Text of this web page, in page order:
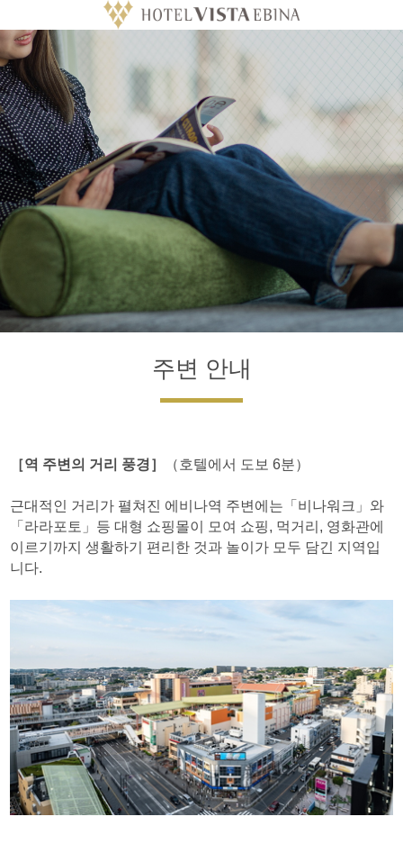
주변 안내
［역 주변의 거리 풍경］ （호텔에서 도보 6분）
근대적인 거리가 펼쳐진 에비나역 주변에는「비나워크」와
「라라포토」등 대형 쇼핑몰이 모여 쇼핑, 먹거리, 영화관에
이르기까지 생활하기 편리한 것과 놀이가 모두 담긴 지역입
니다.